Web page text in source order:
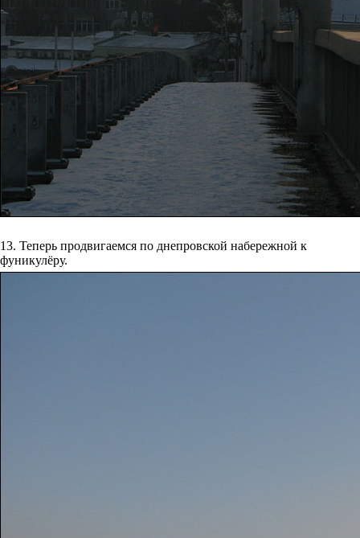
13. Теперь продвигаемся по днепровской набережной к
фуникулёру.